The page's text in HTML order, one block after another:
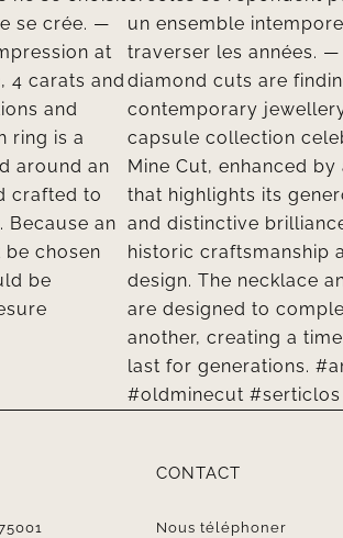
CONTACT
Nous téléphoner